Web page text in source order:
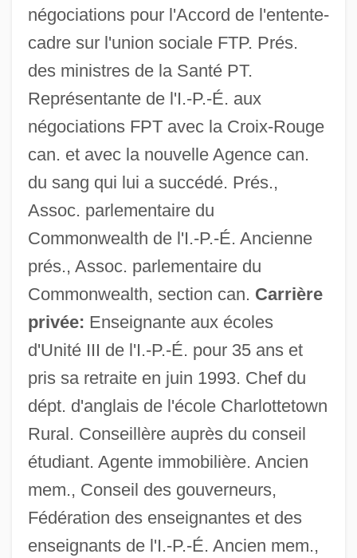
négociations pour l'Accord de l'entente-
cadre sur l'union sociale FTP. Prés.
des ministres de la Santé PT.
Représentante de l'I.-P.-É. aux
négociations FPT avec la Croix-Rouge
can. et avec la nouvelle Agence can.
du sang qui lui a succédé. Prés.,
Assoc. parlementaire du
Commonwealth de l'I.-P.-É. Ancienne
prés., Assoc. parlementaire du
Commonwealth, section can. Carrière
privée: Enseignante aux écoles
d'Unité III de l'I.-P.-É. pour 35 ans et
pris sa retraite en juin 1993. Chef du
dépt. d'anglais de l'école Charlottetown
Rural. Conseillère auprès du conseil
étudiant. Agente immobilière. Ancien
mem., Conseil des gouverneurs,
Fédération des enseignantes et des
enseignants de l'I.-P.-É. Ancien mem.,
Dover's Powder
Dover Textile Strike
Dover Publications Inc.
Dover Downs Entertainment, Inc.
Dover Beach
Dovelike